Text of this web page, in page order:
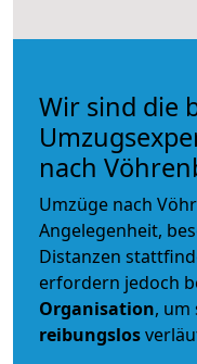
Wir sind die
nach
Umzüge nach
Angelegenheit,
Distanzen
erfordern jedoch
Organisation, um
reibungslos